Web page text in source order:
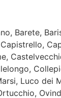
Barete,
Luco dei